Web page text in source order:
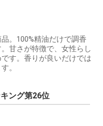
。100%精油だけで調香
甘さが特徴で、女性らし
す。香りが良いだけでは
。
ング第26位